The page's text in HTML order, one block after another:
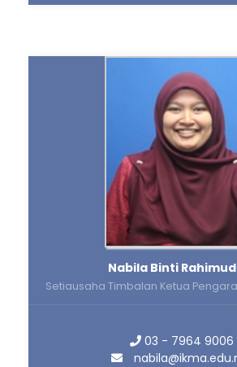
Nabila Binti
Setiausaha Timbalan Ketua
03 - 7964 9006